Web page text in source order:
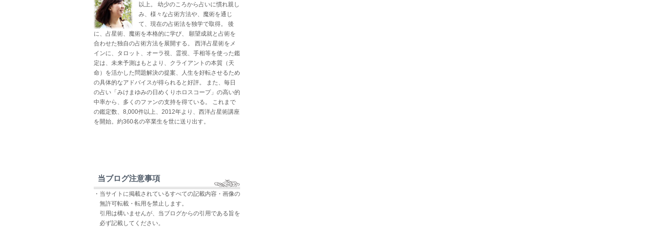
以上。 幼少のころから占いに慣れ親し
み、様々な占術方法や、魔術を通じ
て、現在の占術法を独学で取得。 後
に、占星術、魔術を本格的に学び、 願望成就と占術を
合わせた独自の占術方法を展開する。 西洋占星術をメ
インに、タロット、オーラ視、霊視、手相等を使った鑑
定は、未来予測はもとより、クライアントの本質（天
命）を活かした問題解決の提案、人生を好転させるため
の具体的なアドバイスが得られると好評。 また、毎日
の占い「みけまゆみの日めくりホロスコープ」の高い的
中率から、多くのファンの支持を得ている。 これまで
の鑑定数、8,000件以上、2012年より、西洋占星術講座
を開始。約360名の卒業生を世に送り出す。
当ブログ注意事項
・当サイトに掲載されているすべての記載内容・画像の
無許可転載・転用を禁止します。
引用は構いませんが、当ブログからの引用である旨を
必ず記載してください。